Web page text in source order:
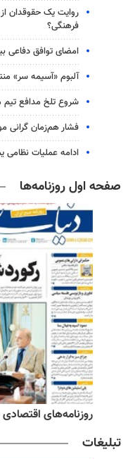
روایت یک حقوقدان از
فرهنگی؟
امضای توافق دفاعی
آلبوم «آسیمه سر»
شروع تلخ مدافع تیم
فشار هم‌زمان گرانی
ادامه عملیات نظامی
صفحه اول روزنامه‌ها
روزنامه‌های اقتصادی پنج‌شنبه
تبلیغات